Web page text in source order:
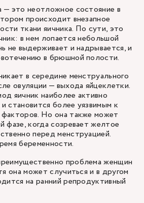
— это неотложное состояние в
происходит внезапное
ткани яичника. По сути, это
в нем лопается небольшой
не выдерживает и надрывается, и
в брюшной полости.
в середине менструального
овуляции — выхода яйцеклетки.
яичник наиболее активно
становится более уязвимым к
Но она также может
фазе, когда созревает желтое
перед менструацией.
беременности.
проблема женщин
она может случиться и в другом
на ранний репродуктивный